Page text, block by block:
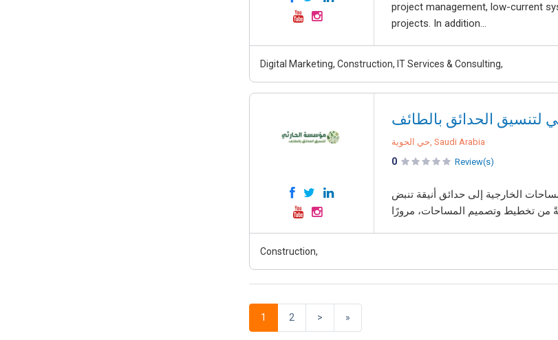
project management, low-current
projects. In addition...
Digital Marketing, Construction, IT Services & Consulting,
لتنسيق الحدائق بالطائف
حي الحوية, Saudi Arabia
0 Review(s)
الخارجية إلى حدائق أنيقة تنبض
Construction,
1 2 > »